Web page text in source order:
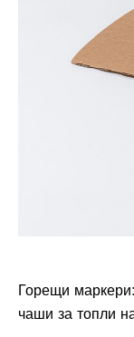
Горещи
чаши за топли